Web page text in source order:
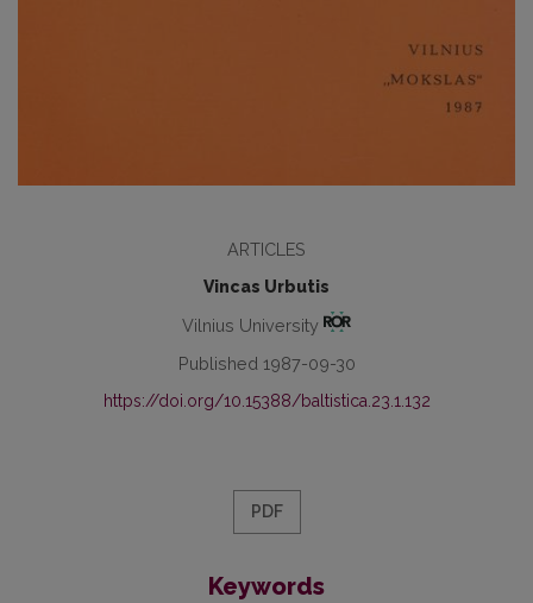
ARTICLES
Vincas Urbutis
Vilnius University
Published 1987-09-30
https://doi.org/10.15388/baltistica.23.1.132
PDF
Keywords